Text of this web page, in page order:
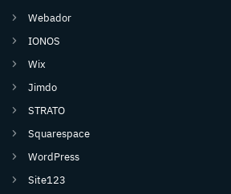
Webador
IONOS
Wix
Jimdo
STRATO
Squarespace
WordPress
Site123